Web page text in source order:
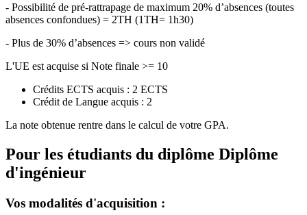
- Possibilité de pré-rattrapage de maximum 20% d’absences (toutes
absences confondues) = 2TH (1TH= 1h30)
- Plus de 30% d’absences => cours non validé
L'UE est acquise si Note finale >= 10
Crédits ECTS acquis : 2 ECTS
Crédit de Langue acquis : 2
La note obtenue rentre dans le calcul de votre GPA.
Pour les étudiants du diplôme Diplôme
d'ingénieur
Vos modalités d'acquisition :